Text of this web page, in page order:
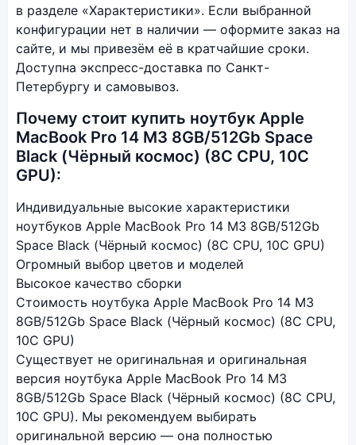
в разделе «Характеристики». Если выбранной
конфигурации нет в наличии — оформите заказ на
сайте, и мы привезём её в кратчайшие сроки.
Доступна экспресс-доставка по Санкт-
Петербургу и самовывоз.
Почему стоит купить ноутбук Apple
MacBook Pro 14 M3 8GB/512Gb Space
Black (Чёрный космос) (8C CPU, 10C
GPU):
Индивидуальные высокие характеристики
ноутбуков Apple MacBook Pro 14 M3 8GB/512Gb
Space Black (Чёрный космос) (8C CPU, 10C GPU)
Огромный выбор цветов и моделей
Высокое качество сборки
Стоимость ноутбука Apple MacBook Pro 14 M3
8GB/512Gb Space Black (Чёрный космос) (8C CPU,
10C GPU)
Существует не оригинальная и оригинальная
версия ноутбука Apple MacBook Pro 14 M3
8GB/512Gb Space Black (Чёрный космос) (8C CPU,
10C GPU). Мы рекомендуем выбирать
оригинальной версию — она полностью